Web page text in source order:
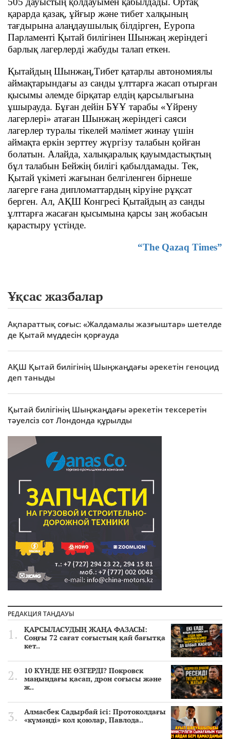
қарарда қазақ, ұйғыр және тибет халқының
тағдырына алаңдаушылық білдірген, Еуропа
Парламенті Қытай билігінен Шынжаң жеріндегі
барлық лагерлерді жабуды талап еткен.
Қытайдың Шынжаң,Тибет қатарлы автономиялы
аймақтарындағы аз санды ұлттарға жасап отырған
қысымы әлемде бірқатар елдің қарсылығына
ұшырауда. Бұған дейін БҰҰ тарабы «Үйрену
лагерлері» атаған Шынжаң жеріндегі саяси
лагерлер туралы тікелей мәлімет жинау үшін
аймақта еркін зерттеу жүргізу талабын қойған
болатын. Алайда, халықаралық қауымдастықтың
бұл талабын Бейжің билігі қабылдамады. Тек,
Қытай үкіметі жағынан белгіленген бірнеше
лагерге ғана дипломаттардың кіруіне рұқсат
берген. Ал, АҚШ Конгресі Қытайдың аз санды
ұлттарға жасаған қысымына қарсы заң жобасын
қарастыру үстінде.
“The Qazaq Times”
Ұқсас жазбалар
Ақпараттық соғыс: «Жалдамалы жазғыштар» шетелде
де Қытай мүддесін қорғауда
АҚШ Қытай билігінің Шыңжаңдағы әрекетін геноцид
деп таныды
Қытай билігінің Шыңжаңдағы әрекетін тексеретін
тәуелсіз сот Лондонда құрылды
РЕДАКЦИЯ ТАҢДАУЫ
ҚАРСЫЛАСУДЫҢ ЖАҢА ФАЗАСЫ:
Соңғы 72 сағат соғыстың қай бағытқа
кет..
10 КҮНДЕ НЕ ӨЗГЕРДІ? Покровск
маңындағы қасап, дрон соғысы және
ж..
Алмасбек Садырбай ісі: Протоколдағы
«күмәнді» кол қоюлар, Павлода..